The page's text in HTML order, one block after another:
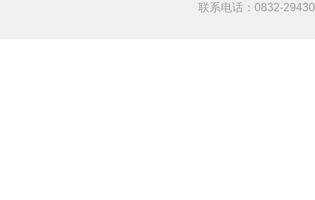
联系电话：0832-